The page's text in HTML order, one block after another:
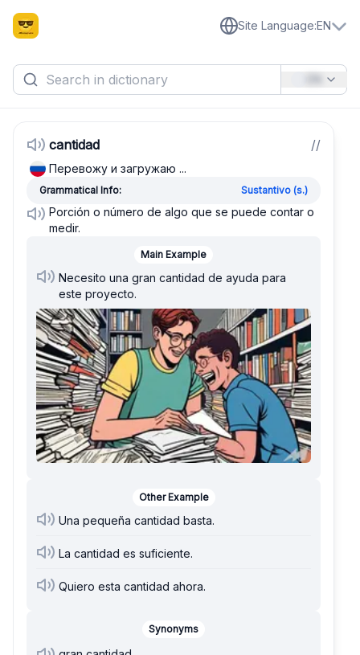
Site Language:EN
cantidad //
Перевожу и загружаю ...
Grammatical Info: Sustantivo (s.)
Porción o número de algo que se puede contar o
medir.
Main Example
Necesito una gran cantidad de ayuda para
este proyecto.
Other Example
Una pequeña cantidad basta.
La cantidad es suficiente.
Quiero esta cantidad ahora.
Synonyms